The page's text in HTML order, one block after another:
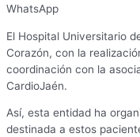
WhatsApp
El Hospital Universitario
Corazón, con la
coordinación con la
CardioJaén.
Así, esta entidad ha
destinada a estos